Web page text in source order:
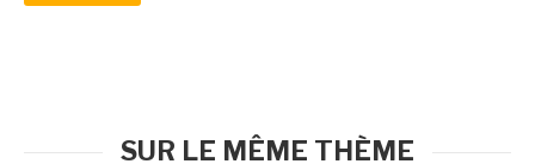
SUR LE MÊME THÈME